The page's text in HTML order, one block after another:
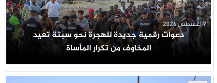
دعوات رقمية جديدة للهجرة نحو سبتة تعيد
المخاوف من تكرار المأساة
7 أغسطس 2026